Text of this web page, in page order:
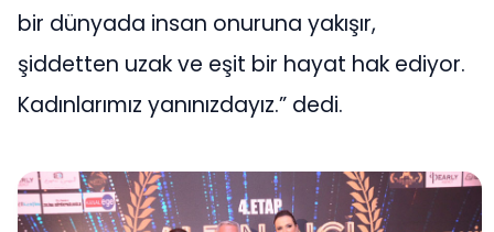
bir dünyada insan onuruna yakışır,
şiddetten uzak ve eşit bir hayat hak ediyor.
Kadınlarımız yanınızdayız.” dedi.